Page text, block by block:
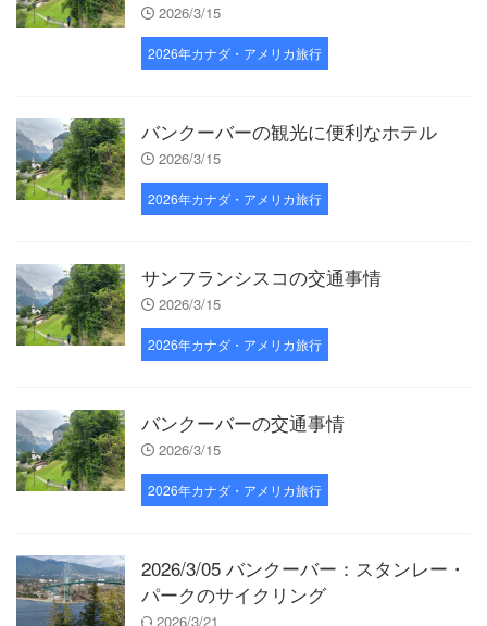
2026/3/15
2026年カナダ・アメリカ旅行
バンクーバーの観光に便利なホテル
2026/3/15
2026年カナダ・アメリカ旅行
サンフランシスコの交通事情
2026/3/15
2026年カナダ・アメリカ旅行
バンクーバーの交通事情
2026/3/15
2026年カナダ・アメリカ旅行
2026/3/05 バンクーバー：スタンレー・
パークのサイクリング
2026/3/21